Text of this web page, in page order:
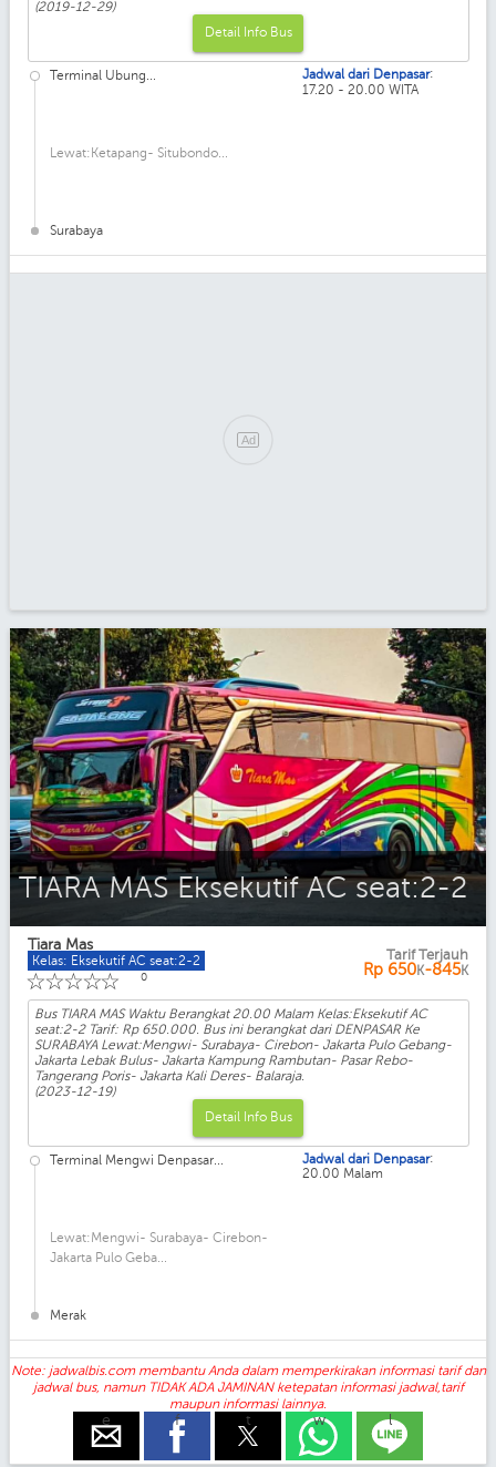
(2019-12-29)
Detail Info Bus
Terminal Ubung...
Lewat:Ketapang- Situbondo...
Surabaya
Jadwal dari Denpasar:
17.20 - 20.00 WITA
Ad
TIARA MAS Eksekutif AC seat:2-2
Tiara Mas
Kelas: Eksekutif AC seat:2-2
☆
☆
☆
☆
☆ 0
Tarif Terjauh
Rp 650K-845K
Bus TIARA MAS Waktu Berangkat 20.00 Malam Kelas:Eksekutif AC
seat:2-2 Tarif: Rp 650.000. Bus ini berangkat dari DENPASAR Ke
SURABAYA Lewat:Mengwi- Surabaya- Cirebon- Jakarta Pulo Gebang-
Jakarta Lebak Bulus- Jakarta Kampung Rambutan- Pasar Rebo-
Tangerang Poris- Jakarta Kali Deres- Balaraja.
(2023-12-19)
Detail Info Bus
Terminal Mengwi Denpasar...
Lewat:Mengwi- Surabaya- Cirebon-
Jakarta Pulo Geba...
Merak
Jadwal dari Denpasar:
20.00 Malam
Note: jadwalbis.com membantu Anda dalam memperkirakan informasi tarif dan
jadwal bus, namun TIDAK ADA JAMINAN ketepatan informasi jadwal,tarif
maupun informasi lainnya.
e f t w l